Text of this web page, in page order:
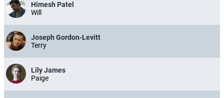
Himesh Patel
Will
Joseph Gordon-Levitt
Terry
Lily James
Paige